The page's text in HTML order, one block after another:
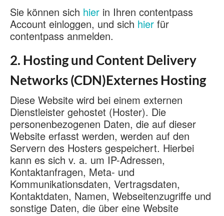
Sie können sich hier in Ihren contentpass
Account einloggen, und sich hier für
contentpass anmelden.
2. Hosting und Content Delivery
Networks (CDN)Externes Hosting
Diese Website wird bei einem externen
Dienstleister gehostet (Hoster). Die
personenbezogenen Daten, die auf dieser
Website erfasst werden, werden auf den
Servern des Hosters gespeichert. Hierbei
kann es sich v. a. um IP-Adressen,
Kontaktanfragen, Meta- und
Kommunikationsdaten, Vertragsdaten,
Kontaktdaten, Namen, Webseitenzugriffe und
sonstige Daten, die über eine Website